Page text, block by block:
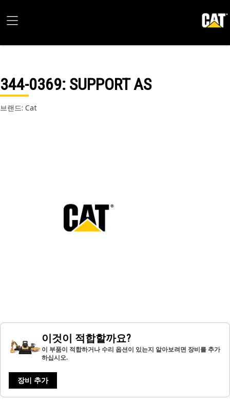
344-0369: SUPPORT AS
브랜드: Cat
이것이 적합할까요?
이 부품이 적합하거나 수리 옵션이 있는지 알아보려면 장비를 추가
하십시오.
장비 추가